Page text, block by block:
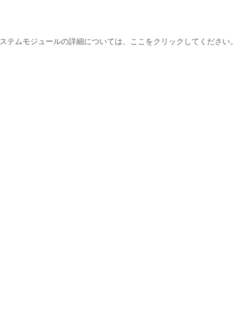
テムモジュールの詳細については、ここをクリックしてください。